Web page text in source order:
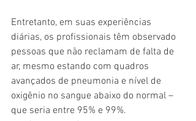
Entretanto, em suas experiências
diárias, os profissionais têm observado
pessoas que não reclamam de falta de
ar, mesmo estando com quadros
avançados de pneumonia e nível de
oxigênio no sangue abaixo do normal –
que seria entre 95% e 99%.